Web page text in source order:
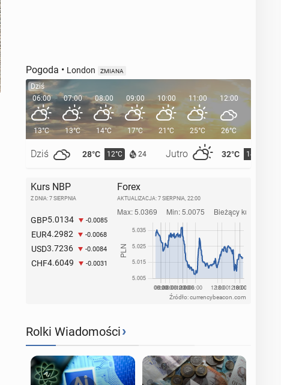
Pogoda • London ZMIANA
Dziś
06:00
13°C
Dziś 28°C 12°C 24 Jutro 32°C 14°C
07:00
13°C
08:00
14°C
09:00
17°C
10:00
21°C
11:00
25°C
12:00
26°C
13:00
Kurs NBP
Z DNIA: 7 SIERPNIA
GBP5.0134 -0.0085
EUR4.2982 -0.0068
USD3.7236 -0.0084
CHF4.6049 -0.0031
Forex
AKTUALIZACJA: 7 SIERPNIA, 22:00
Źródło: currencybeacon.com
Rolki Wiadomości›